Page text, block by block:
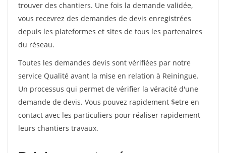
trouver des chantiers. Une fois la demande validée,
vous recevrez des demandes de devis enregistrées
depuis les plateformes et sites de tous les partenaires
du réseau.
Toutes les demandes devis sont vérifiées par notre
service Qualité avant la mise en relation à Reiningue.
Un processus qui permet de vérifier la véracité d'une
demande de devis. Vous pouvez rapidement $etre en
contact avec les particuliers pour réaliser rapidement
leurs chantiers travaux.